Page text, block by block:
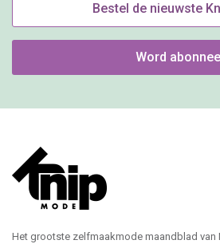
Bestel de nieuwste
Word abonnee
Het grootste zelfmaakmode maandblad van